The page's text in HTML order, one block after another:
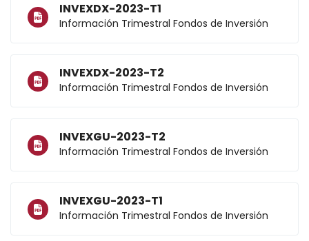
INVEXDX-2023-T1
Información Trimestral Fondos de Inversión
INVEXDX-2023-T2
Información Trimestral Fondos de Inversión
INVEXGU-2023-T2
Información Trimestral Fondos de Inversión
INVEXGU-2023-T1
Información Trimestral Fondos de Inversión